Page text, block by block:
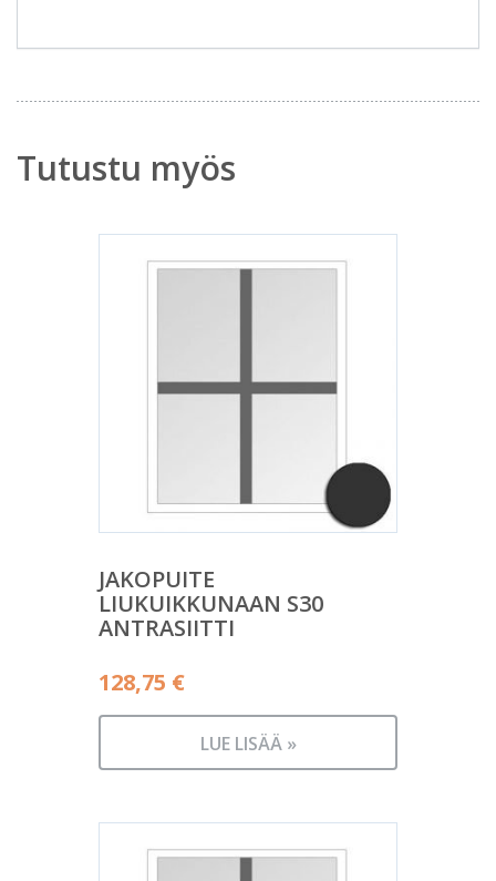
Tutustu myös
JAKOPUITE
LIUKUIKKUNAAN S30
ANTRASIITTI
128,75 €
LUE LISÄÄ »